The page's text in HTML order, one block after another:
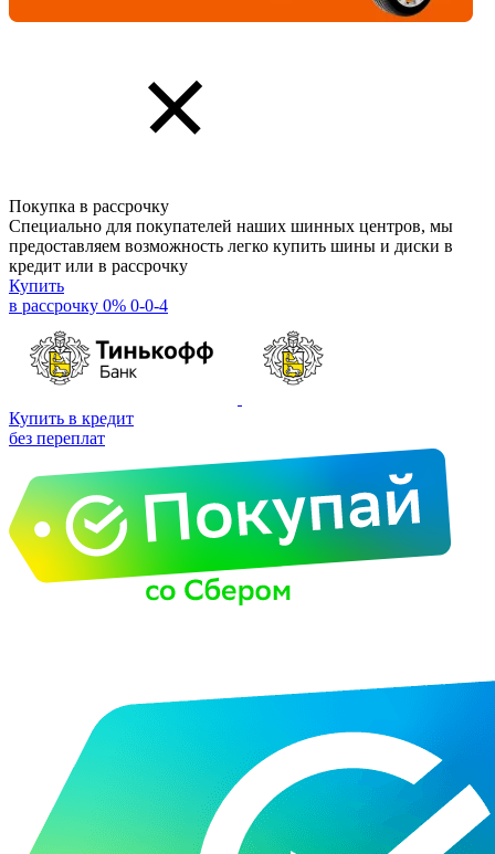
Покупка в рассрочку
Специально для покупателей наших шинных центров, мы
предоставляем возможность легко купить шины и диски в
кредит или в рассрочку
Купить
в рассрочку 0% 0-0-4
Купить в кредит
без переплат